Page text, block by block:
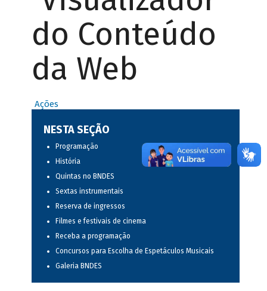
do Conteúdo
da Web
Ações
NESTA SEÇÃO
Programação
História
Quintas no BNDES
Sextas instrumentais
Reserva de ingressos
Filmes e festivais de cinema
Receba a programação
Concursos para Escolha de Espetáculos Musicais
Galeria BNDES